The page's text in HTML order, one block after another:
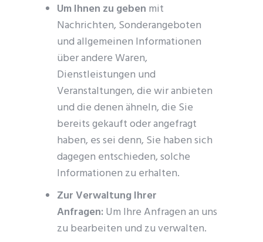
Um Ihnen zu geben mit
Nachrichten, Sonderangeboten
und allgemeinen Informationen
über andere Waren,
Dienstleistungen und
Veranstaltungen, die wir anbieten
und die denen ähneln, die Sie
bereits gekauft oder angefragt
haben, es sei denn, Sie haben sich
dagegen entschieden, solche
Informationen zu erhalten.
Zur Verwaltung Ihrer
Anfragen:Um Ihre Anfragen an uns
zu bearbeiten und zu verwalten.